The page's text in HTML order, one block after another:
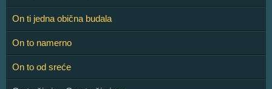
On ti jedna obična budala
On to namerno
On to od sreće